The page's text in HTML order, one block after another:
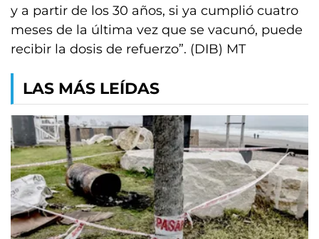
y a partir de los 30 años, si ya cumplió cuatro
meses de la última vez que se vacunó, puede
recibir la dosis de refuerzo”. (DIB) MT
LAS MÁS LEÍDAS